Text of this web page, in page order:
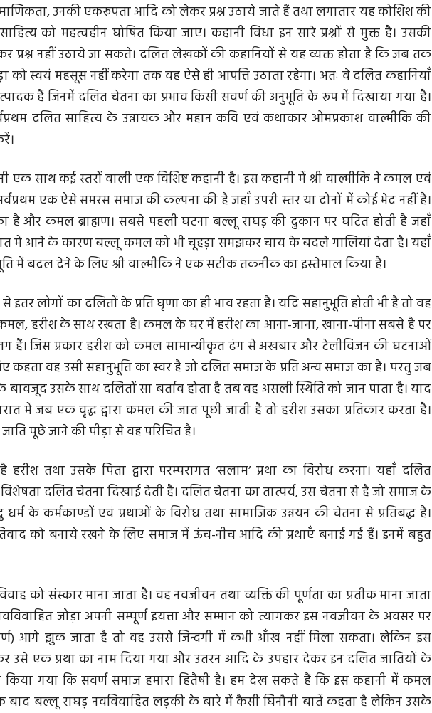
उनकी एकरूपता आदि को लेकर प्रश्न उठाये जाते हैं तथा लगातार यह कोशिश की
को महत्वहीन घोषित किया जाए। कहानी विधा इन सारे प्रश्नों से मुक्त है। उसकी
प्रश्न नहीं उठाये जा सकते। दलित लेखकों की कहानियों से यह व्यक्त होता है कि जब तक
को स्वयं महसूस नहीं करेगा तक वह ऐसे ही आपत्ति उठाता रहेगा। अतः वे दलित कहानियाँ
हैं जिनमें दलित चेतना का प्रभाव किसी सवर्ण की अनुभूति के रूप में दिखाया गया है।
दलित साहित्य के उन्नायक और महान कवि एवं कथाकार ओमप्रकाश वाल्मीकि की
एक साथ कई स्तरों वाली एक विशिष्ट कहानी है। इस कहानी में श्री वाल्मीकि ने कमल एवं
एक ऐसे समरस समाज की कल्पना की है जहाँ उपरी स्तर या दोनों में कोई भेद नहीं है।
है और कमल ब्राह्मण। सबसे पहली घटना बल्लू राघड़ की दुकान पर घटित होती है जहाँ
में आने के कारण बल्लू कमल को भी चूहड़ा समझकर चाय के बदले गालियां देता है। यहाँ
में बदल देने के लिए श्री वाल्मीकि ने एक सटीक तकनीक का इस्तेमाल किया है।
से इतर लोगों का दलितों के प्रति घृणा का ही भाव रहता है। यदि सहानुभू‌ति होती भी है तो वह
हरीश के साथ रखता है। कमल के घर में हरीश का आना-जाना, खाना-पीना सबसे है पर
हैं। जिस प्रकार हरीश को कमल सामान्यीकृत ढंग से अखबार और टेलीविजन की घटनाओं
कहता वह उसी सहानुभू‌ति का स्वर है जो दलित समाज के प्रति अन्य समाज का है। परंतु जब
उसके साथ दलितों सा बर्ताव होता है तब वह असली स्थिति को जान पाता है। याद
में जब एक वृद्ध द्वारा कमल की जात पूछी जाती है तो हरीश उसका प्रतिकार करता है।
पूछे जाने की पीड़ा से वह परिचित है।
हरीश तथा उसके पिता द्वारा परम्परागत ‘सलाम’ प्रथा का विरोध करना। यहाँ दलित
द‌लित चेतना दिखाई देती है। दलित चेतना का तात्पर्य, उस चेतना से है जो समाज के
धर्म के कर्मकाण्डों एवं प्रथाओं के विरोध तथा सामाजिक उन्नयन की चेतना से प्रतिबद्ध है।
को बनाये रखने के लिए समाज में ऊंच-नीच आदि की प्रथाएँ बनाई गई हैं। इनमें बहुत
को संस्कार माना जाता है। वह नवजीवन तथा व्यक्ति की पूर्णता का प्रतीक माना जाता
जोड़ा अपनी सम्पूर्ण इयत्ता और सम्मान को त्यागकर इस नवजीवन के अवसर पर
आगे झुक जाता है तो वह उससे जिन्द‌गी में कभी आँख नहीं मिला सकता। लेकिन इस
उसे एक प्रथा का नाम दिया गया और उतरन आदि के उपहार देकर इन दलित जातियों के
गया कि सवर्ण समाज हमारा हितैषी है। हम देख सकते हैं कि इस कहानी में कमल
बाद बल्लू राघड़ नव‌विवाहित लड़की के बारे में कैसी घिनौनी बातें कहता है लेकिन उसके